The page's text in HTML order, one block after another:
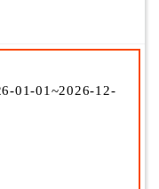
01-01~2026-12-